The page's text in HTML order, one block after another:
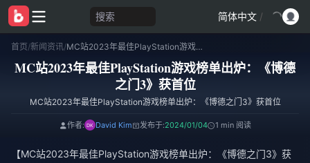
搜索 简体中文 /
首页/新闻资讯/ MC站2023年最佳PlayStation游戏榜单出炉：《博德之门3》获首位
MC站2023年最佳PlayStation游戏榜单出炉：《博德
之门3》获首位
MC站2023年最佳PlayStation游戏榜单出炉：《博德之门3》获首位
作者: David Kim 发布于:2024/01/04 1 min 阅读
【MC站2023年最佳PlayStation游戏榜单出炉：《博德之门3》获